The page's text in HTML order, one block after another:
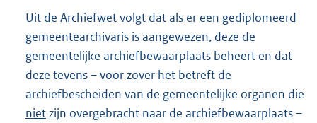
Uit de Archiefwet volgt dat als er een gediplomeerd
gemeentearchivaris is aangewezen, deze de
gemeentelijke archiefbewaarplaats beheert en dat
deze tevens – voor zover het betreft de
archiefbescheiden van de gemeentelijke organen die
nietzijn overgebracht naar de archiefbewaarplaats –